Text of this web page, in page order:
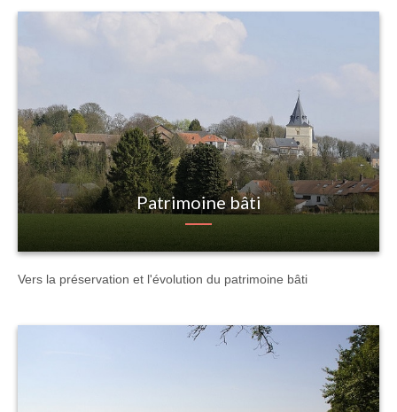
Patrimoine bâti
Vers la préservation et l'évolution du patrimoine bâti